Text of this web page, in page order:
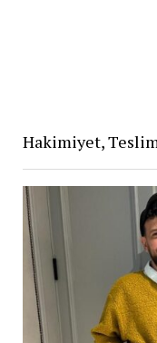
Hakimiyet,